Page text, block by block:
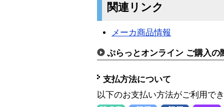
関連リンク
メーカ商品情報
ぷらっとオンライン ご購入の
支払方法について
以下のお支払い方法がご利用で